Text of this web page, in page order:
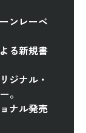
ンレーベ
る新規書
ジナル・
。
ナル発売